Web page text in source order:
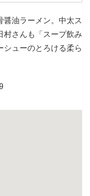
醤油ラーメン。中太ス
村さんも「スープ飲み
シューのとろける柔ら